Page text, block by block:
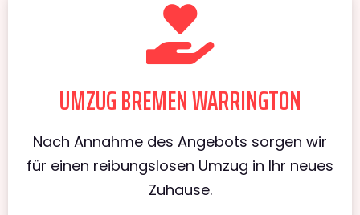
UMZUG BREMEN WARRINGTON
Nach Annahme des Angebots sorgen wir
für einen reibungslosen Umzug in Ihr neues
Zuhause.